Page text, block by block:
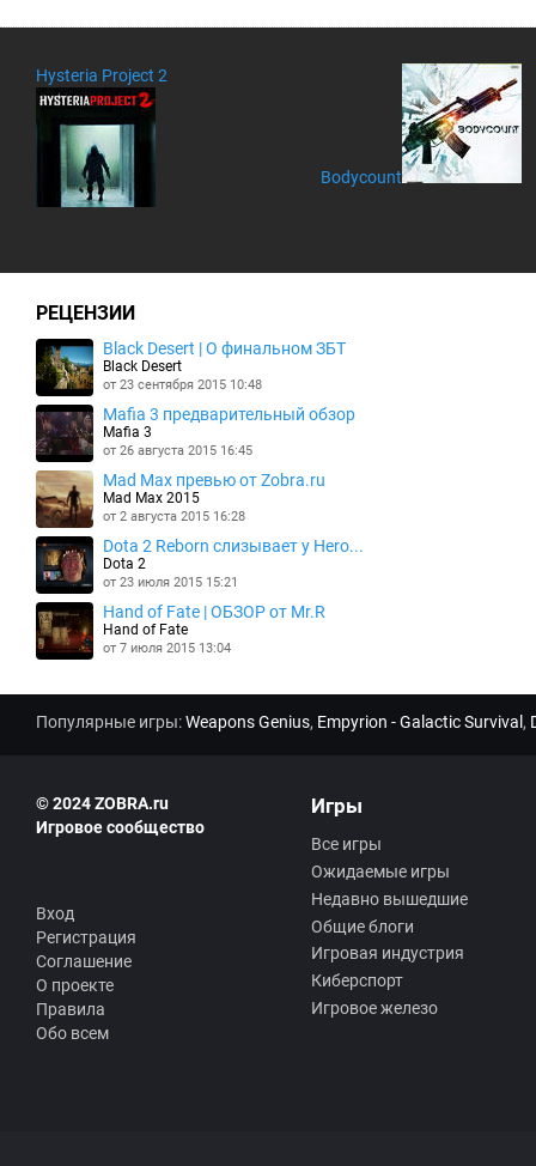
Hysteria Project 2
Bodycount
РЕЦЕНЗИИ
Black Desert | О финальном ЗБТ
Black Desert
от 23 сентября 2015 10:48
Mafia 3 предварительный обзор
Mafia 3
от 26 августа 2015 16:45
Mad Max превью от Zobra.ru
Mad Max 2015
от 2 августа 2015 16:28
Dota 2 Reborn слизывает у Hero...
Dota 2
от 23 июля 2015 15:21
Hand of Fate | ОБЗОР от Mr.R
Hand of Fate
от 7 июля 2015 13:04
Популярные игры:Weapons Genius, Empyrion - Galactic Survival,
© 2024 ZOBRA.ru
Игровое сообщество
Вход
Регистрация
Соглашение
О проекте
Правила
Обо всем
Игры
Все игры
Ожидаемые игры
Недавно вышедшие
Общие блоги
Игровая индустрия
Киберспорт
Игровое железо